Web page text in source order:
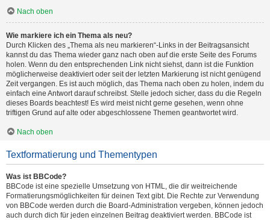
Nach oben
Wie markiere ich ein Thema als neu?
Durch Klicken des „Thema als neu markieren“-Links in der Beitragsansicht
kannst du das Thema wieder ganz nach oben auf die erste Seite des Forums
holen. Wenn du den entsprechenden Link nicht siehst, dann ist die Funktion
möglicherweise deaktiviert oder seit der letzten Markierung ist nicht genügend
Zeit vergangen. Es ist auch möglich, das Thema nach oben zu holen, indem du
einfach eine Antwort darauf schreibst. Stelle jedoch sicher, dass du die Regeln
dieses Boards beachtest! Es wird meist nicht gerne gesehen, wenn ohne
triftigen Grund auf alte oder abgeschlossene Themen geantwortet wird.
Nach oben
Textformatierung und Thementypen
Was ist BBCode?
BBCode ist eine spezielle Umsetzung von HTML, die dir weitreichende
Formatierungsmöglichkeiten für deinen Text gibt. Die Rechte zur Verwendung
von BBCode werden durch die Board-Administration vergeben, können jedoch
auch durch dich für jeden einzelnen Beitrag deaktiviert werden. BBCode ist